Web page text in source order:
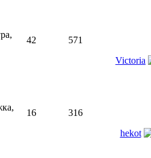
42 571
Victoria
16 316
hekot